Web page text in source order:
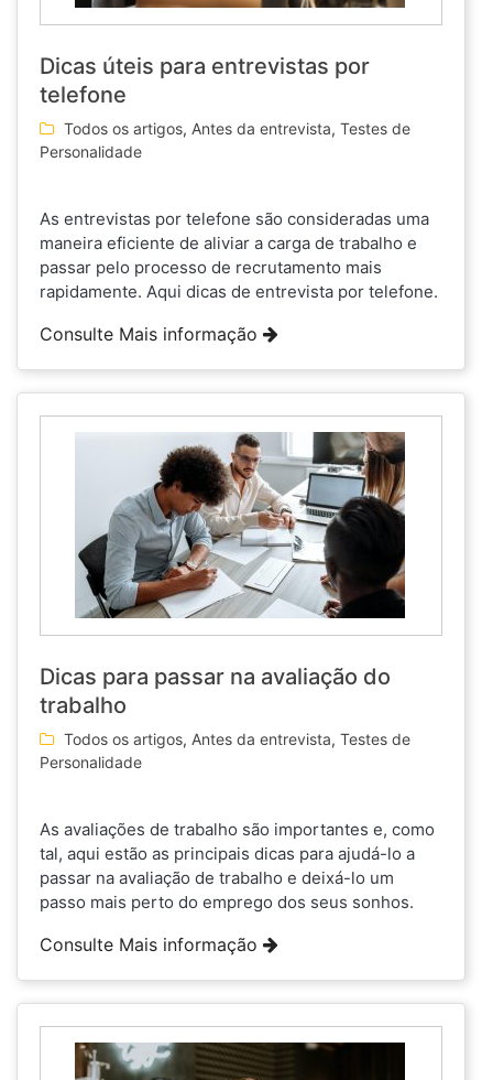
Dicas úteis para entrevistas por
telefone
Todos os artigos, Antes da entrevista, Testes de
Personalidade
As entrevistas por telefone são consideradas uma
maneira eficiente de aliviar a carga de trabalho e
passar pelo processo de recrutamento mais
rapidamente. Aqui dicas de entrevista por telefone.
Consulte Mais informação
Dicas para passar na avaliação do
trabalho
Todos os artigos, Antes da entrevista, Testes de
Personalidade
As avaliações de trabalho são importantes e, como
tal, aqui estão as principais dicas para ajudá-lo a
passar na avaliação de trabalho e deixá-lo um
passo mais perto do emprego dos seus sonhos.
Consulte Mais informação